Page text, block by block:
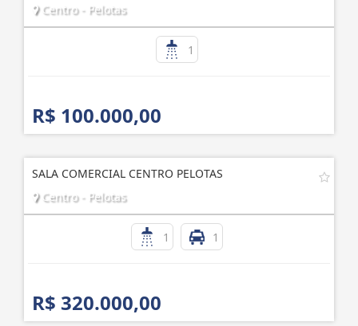
Centro - Pelotas
1
R$ 100.000,00
SALA COMERCIAL CENTRO PELOTAS
Centro - Pelotas
1 1
R$ 320.000,00